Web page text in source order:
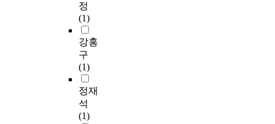
정
(1)
강홍
구
(1)
정재
석
(1)